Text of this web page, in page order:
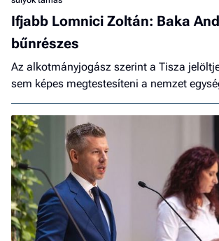
Ifjabb Lomnici Zoltán: Baka
bűnrészes
Az alkotmányjogász szerint a Tisza
sem képes megtestesíteni a nemzet